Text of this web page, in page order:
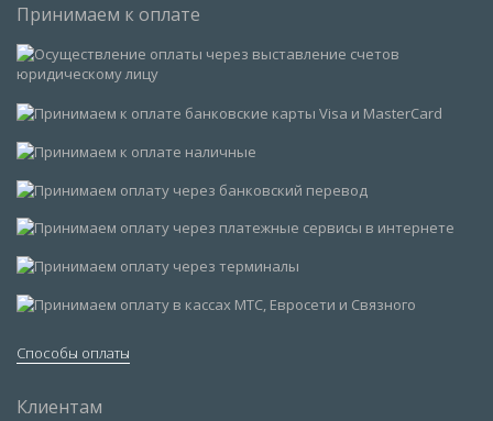
Принимаем к оплате
Способы оплаты
Клиентам